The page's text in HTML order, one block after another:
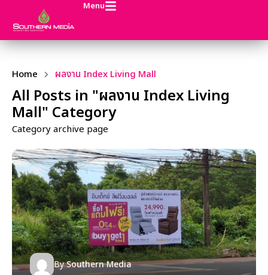
Menu
Home ผลงาน Index Living Mall
All Posts in "ผลงาน Index Living
Mall" Category
Category archive page
BySouthern Media